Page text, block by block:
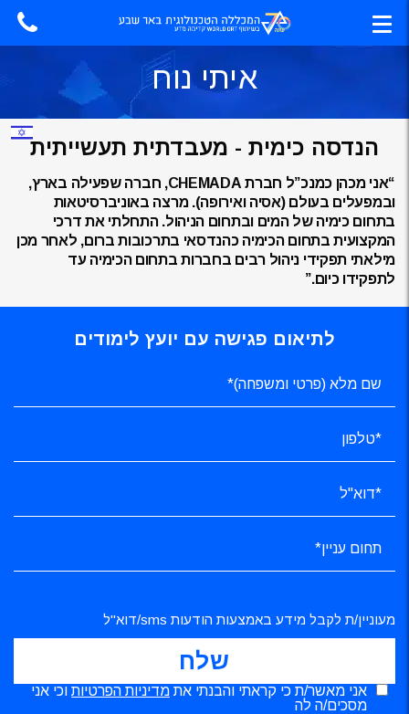
איתי נוח
הנדסה כימית - מעבדתית תעשייתית
“אני מכהן כמנכ”ל חברת CHEMADA, חברה שפעילה בארץ,
ובמפעלים בעולם (אסיה ואירופה). מרצה באוניברסיטאות
בתחום כימיה של המים ובתחום הניהול. התחלתי את דרכי
המקצועית בתחום הכימיה כהנדסאי בתרכובות ברום, לאחר מכן
מילאתי תפקידי ניהול רבים בחברות בתחום הכימיה עד
לתפקידו כיום.”
לתיאום פגישה עם יועץ לימודים
מעוניין/ת לקבל מידע באמצעות הודעות sms/דוא"ל
אני מאשר/ת כי קראתי והבנתי את מדיניות הפרטיות וכי אני
מסכים/ה לה